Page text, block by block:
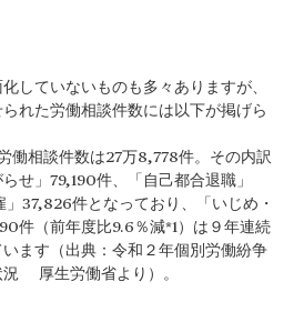
していないものも多々ありますが、
れた労働相談件数には以下が掲げら
働相談件数は27万8,778件。その内訳
せ」79,190件、「自己都合退職」
37,826件となっており、「いじめ・
件（前年度比9.6％減*1）は９年連続
ます（出典：令和２年個別労働紛争
況 厚生労働省より）。